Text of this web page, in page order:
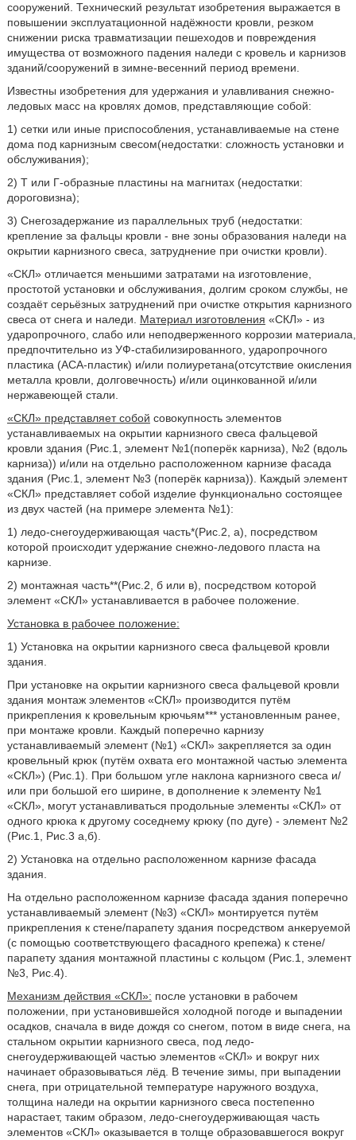
сооружений. Технический результат изобретения выражается в
повышении эксплуатационной надёжности кровли, резком
снижении риска травматизации пешеходов и повреждения
имущества от возможного падения наледи с кровель и карнизов
зданий/сооружений в зимне-весенний период времени.
Известны изобретения для удержания и улавливания снежно-
ледовых масс на кровлях домов, представляющие собой:
1) сетки или иные приспособления, устанавливаемые на стене
дома под карнизным свесом(недостатки: сложность установки и
обслуживания);
2) Т или Г-образные пластины на магнитах (недостатки:
дороговизна);
3) Снегозадержание из параллельных труб (недостатки:
крепление за фальцы кровли - вне зоны образования наледи на
окрытии карнизного свеса, затруднение при очистки кровли).
«СКЛ» отличается меньшими затратами на изготовление,
простотой установки и обслуживания, долгим сроком службы, не
создаёт серьёзных затруднений при очистке открытия карнизного
свеса от снега и наледи. Материал изготовления «СКЛ» - из
ударопрочного, слабо или неподверженного коррозии материала,
предпочтительно из УФ-стабилизированного, ударопрочного
пластика (АСА-пластик) и/или полиуретана(отсутствие окисления
металла кровли, долговечность) и/или оцинкованной и/или
нержавеющей стали.
«СКЛ» представляет собой совокупность элементов
устанавливаемых на окрытии карнизного свеса фальцевой
кровли здания (Рис.1, элемент №1(поперёк карниза), №2 (вдоль
карниза)) и/или на отдельно расположенном карнизе фасада
здания (Рис.1, элемент №3 (поперёк карниза)). Каждый элемент
«СКЛ» представляет собой изделие функционально состоящее
из двух частей (на примере элемента №1):
1) ледо-снегоудерживающая часть*(Рис.2, а), посредством
которой происходит удержание снежно-ледового пласта на
карнизе.
2) монтажная часть**(Рис.2, б или в), посредством которой
элемент «СКЛ» устанавливается в рабочее положение.
Установка в рабочее положение:
1) Установка на окрытии карнизного свеса фальцевой кровли
здания.
При установке на окрытии карнизного свеса фальцевой кровли
здания монтаж элементов «СКЛ» производится путём
прикрепления к кровельным крючьям*** установленным ранее,
при монтаже кровли. Каждый поперечно карнизу
устанавливаемый элемент (№1) «СКЛ» закрепляется за один
кровельный крюк (путём охвата его монтажной частью элемента
«СКЛ») (Рис.1). При большом угле наклона карнизного свеса и/
или при большой его ширине, в дополнение к элементу №1
«СКЛ», могут устанавливаться продольные элементы «СКЛ» от
одного крюка к другому соседнему крюку (по дуге) - элемент №2
(Рис.1, Рис.3 а,б).
2) Установка на отдельно расположенном карнизе фасада
здания.
На отдельно расположенном карнизе фасада здания поперечно
устанавливаемый элемент (№3) «СКЛ» монтируется путём
прикрепления к стене/парапету здания посредством анкеруемой
(с помощью соответствующего фасадного крепежа) к стене/
парапету здания монтажной пластины с кольцом (Рис.1, элемент
№3, Рис.4).
Механизм действия «СКЛ»: после установки в рабочем
положении, при установившейся холодной погоде и выпадении
осадков, сначала в виде дождя со снегом, потом в виде снега, на
стальном окрытии карнизного свеса, под ледо-
снегоудерживающей частью элементов «СКЛ» и вокруг них
начинает образовываться лёд. В течение зимы, при выпадении
снега, при отрицательной температуре наружного воздуха,
толщина наледи на окрытии карнизного свеса постепенно
нарастает, таким образом, ледо-снегоудерживающая часть
элементов «СКЛ» оказывается в толще образовавшегося вокруг